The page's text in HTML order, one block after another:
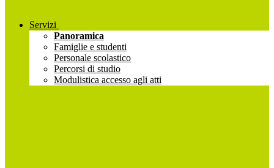
Servizi
Panoramica
Famiglie e studenti
Personale scolastico
Percorsi di studio
Modulistica accesso agli atti